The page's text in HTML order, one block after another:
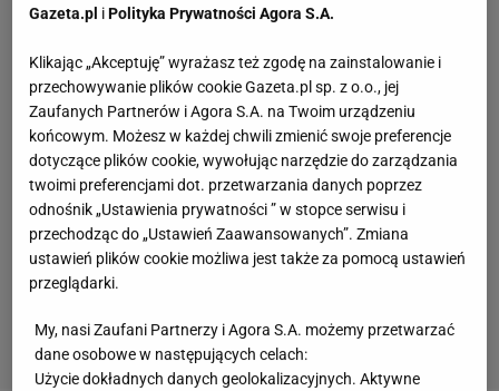
Gazeta.pl iPolityka Prywatności Agora S.A.
Klikając „Akceptuję” wyrażasz też zgodę na zainstalowanie i
przechowywanie plików cookie Gazeta.pl sp. z o.o., jej
Zaufanych Partnerów i Agora S.A. na Twoim urządzeniu
końcowym. Możesz w każdej chwili zmienić swoje preferencje
dotyczące plików cookie, wywołując narzędzie do zarządzania
twoimi preferencjami dot. przetwarzania danych poprzez
odnośnik „Ustawienia prywatności ” w stopce serwisu i
przechodząc do „Ustawień Zaawansowanych”. Zmiana
ustawień plików cookie możliwa jest także za pomocą ustawień
przeglądarki.
My, nasi Zaufani Partnerzy i Agora S.A. możemy przetwarzać
dane osobowe w następujących celach:
Użycie dokładnych danych geolokalizacyjnych. Aktywne